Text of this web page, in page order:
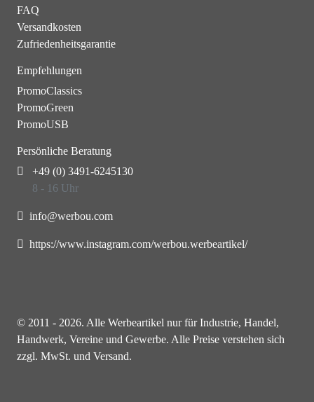
FAQ
Versandkosten
Zufriedenheitsgarantie
Empfehlungen
PromoClassics
PromoGreen
PromoUSB
Persönliche Beratung
+49 (0) 3491-6245130
8 - 16 Uhr
info@werbou.com
https://www.instagram.com/werbou.werbeartikel/
© 2011 - 2026. Alle Werbeartikel nur für Industrie, Handel,
Handwerk, Vereine und Gewerbe. Alle Preise verstehen sich
zzgl. MwSt. und Versand.